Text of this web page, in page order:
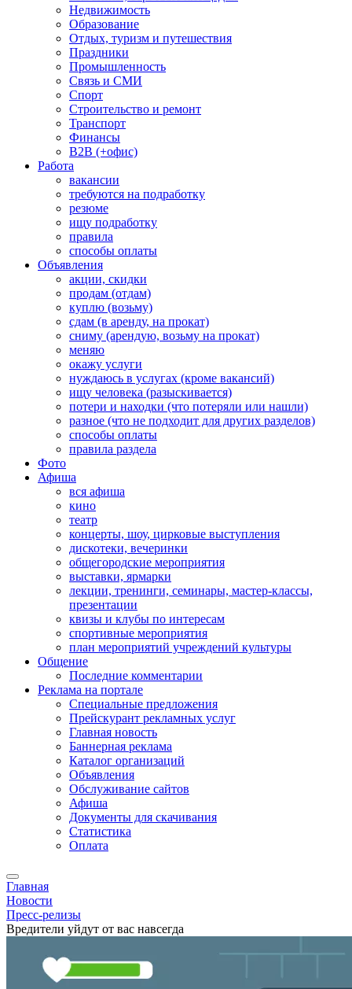
Недвижимость
Образование
Отдых, туризм и путешествия
Праздники
Промышленность
Связь и СМИ
Спорт
Строительство и ремонт
Транспорт
Финансы
B2B (+офис)
Работа
вакансии
требуются на подработку
резюме
ищу подработку
правила
способы оплаты
Объявления
акции, скидки
продам (отдам)
куплю (возьму)
сдам (в аренду, на прокат)
сниму (арендую, возьму на прокат)
меняю
окажу услуги
нуждаюсь в услугах (кроме вакансий)
ищу человека (разыскивается)
потери и находки (что потеряли или нашли)
разное (что не подходит для других разделов)
способы оплаты
правила раздела
Фото
Афиша
вся афиша
кино
театр
концерты, шоу, цирковые выступления
дискотеки, вечеринки
общегородские мероприятия
выставки, ярмарки
лекции, тренинги, семинары, мастер-классы,
презентации
квизы и клубы по интересам
спортивные мероприятия
план мероприятий учреждений культуры
Общение
Последние комментарии
Реклама на портале
Специальные предложения
Прейскурант рекламных услуг
Главная новость
Баннерная реклама
Каталог организаций
Объявления
Обслуживание сайтов
Афиша
Документы для скачивания
Статистика
Оплата
Главная
Новости
Пресс-релизы
Вредители уйдут от вас навсегда